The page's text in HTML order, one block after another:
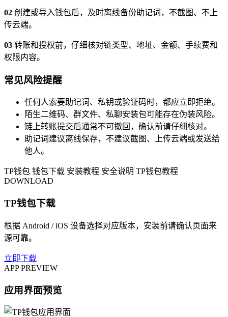
02 创建或导入钱包后，及时离线备份助记词，不截图、不上
传云端。
03 转账和授权前，仔细核对链类型、地址、金额、手续费和
权限内容。
常见风险提醒
任何人索要助记词、私钥或验证码时，都应立即拒绝。
陌生二维码、群文件、私聊安装包可能存在伪装风险。
链上转账提交后通常不可撤回，确认前请仔细核对。
助记词建议离线保存，不建议截图、上传云端或发送给
他人。
TP钱包 钱包下载 安装教程 安全说明 TP钱包教程
DOWNLOAD
TP钱包下载
根据 Android / iOS 设备选择对应版本，安装前请确认页面来
源可靠。
立即下载
APP PREVIEW
应用界面预览